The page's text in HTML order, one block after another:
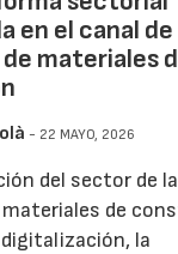
en el canal de
materiales
- 22 MAYO, 2026
del sector de la
de
la